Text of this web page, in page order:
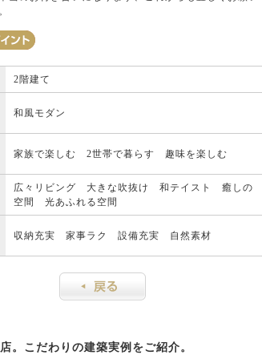
2階建て
和風モダン
家族で楽しむ 2世帯で暮らす 趣味を楽しむ
広々リビング 大きな吹抜け 和テイスト 癒しの
空間 光あふれる空間
収納充実 家事ラク 設備充実 自然素材
。こだわりの建築実例をご紹介。